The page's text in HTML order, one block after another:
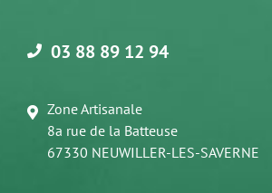
03 88 89 12 94
Zone Artisanale
8a rue de la Batteuse
67330 NEUWILLER-LES-SAVERNE